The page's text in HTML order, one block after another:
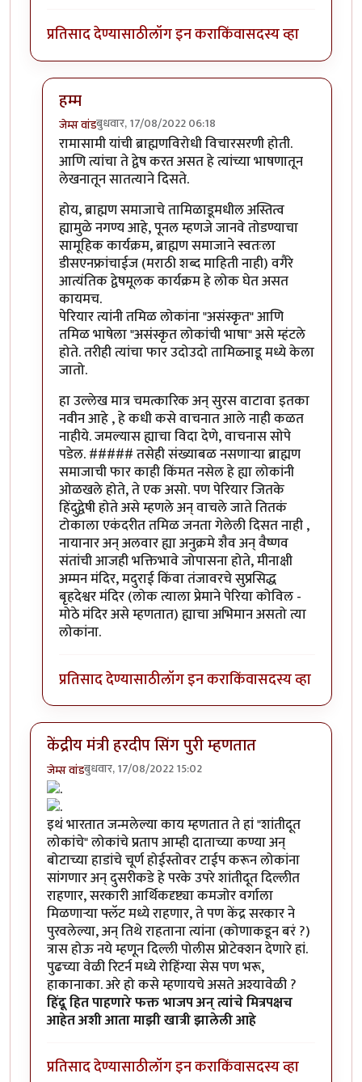
प्रतिसाद देण्यासाठीलॉग इन कराकिंवासदस्य व्हा
हम्म
जेम्स वांडबुधवार, 17/08/2022 06:18
In reply toनास्तिक पेरियार पुतळ्यावर केलेल्या टिप्पणी:
रामासामी यांची ब्राह्मणविरोधी विचारसरणी होती.
आणि त्यांचा ते द्वेष करत असत हे त्यांच्या भाषणातून
लेखनातून सातत्याने दिसते.
होय, ब्राह्मण समाजाचे तामिळाडूमधील अस्तित्व
ह्यामुळे नगण्य आहे, पूनल म्हणजे जानवे तोडण्याचा
सामूहिक कार्यक्रम, ब्राह्मण समाजाने स्वतःला
डीसएनफ्रांचाईज (मराठी शब्द माहिती नाही) वगैरे
आत्यंतिक द्वेषमूलक कार्यक्रम हे लोक घेत असत
कायमच.
पेरियार त्यांनी तमिळ लोकांना "असंस्कृत" आणि
तमिळ भाषेला "असंस्कृत लोकांची भाषा" असे म्हंटले
होते. तरीही त्यांचा फार उदोउदो तामिळ्नाडू मध्ये केला
जातो.
हा उल्लेख मात्र चमत्कारिक अन् सुरस वाटावा इतका
नवीन आहे , हे कधी कसे वाचनात आले नाही कळत
नाहीये. जमल्यास ह्याचा विदा देणे, वाचनास सोपे
पडेल. ##### तसेही संख्याबळ नसणाऱ्या ब्राह्मण
समाजाची फार काही किंमत नसेल हे ह्या लोकांनी
ओळखले होते, ते एक असो. पण पेरियार जितके
हिंदुद्वेषी होते असे म्हणले अन् वाचले जाते तितकं
टोकाला एकंदरीत तमिळ जनता गेलेली दिसत नाही ,
नायानार अन् अलवार ह्या अनुक्रमे शैव अन् वैष्णव
संतांची आजही भक्तिभावे जोपासना होते, मीनाक्षी
अम्मन मंदिर, मदुराई किंवा तंजावरचे सुप्रसिद्ध
बृहदेश्वर मंदिर (लोक त्याला प्रेमाने पेरिया कोविल -
मोठे मंदिर असे म्हणतात) ह्याचा अभिमान असतो त्या
लोकांना.
प्रतिसाद देण्यासाठीलॉग इन कराकिंवासदस्य व्हा
केंद्रीय मंत्री हरदीप सिंग पुरी म्हणतात
जेम्स वांडबुधवार, 17/08/2022 15:02
इथं भारतात जन्मलेल्या काय म्हणतात ते हां "शांतीदूत
लोकांचे" लोकांचे प्रताप आम्ही दाताच्या कण्या अन्
बोटाच्या हाडांचे चूर्ण होईस्तोवर टाईप करून लोकांना
सांगणार अन् दुसरीकडे हे परके उपरे शांतीदूत दिल्लीत
राहणार, सरकारी आर्थिकदृष्ट्या कमजोर वर्गाला
मिळणाऱ्या फ्लॅट मध्ये राहणार, ते पण केंद्र सरकार ने
पुरवलेल्या, अन् तिथे राहताना त्यांना (कोणाकडून बरं ?)
त्रास होऊ नये म्हणून दिल्ली पोलीस प्रोटेक्शन देणारे हां.
पुढच्या वेळी रिटर्न मध्ये रोहिंग्या सेस पण भरू,
हाकानाका. अरे हो कसे म्हणायचे असते अश्यावेळी ?
हिंदू हित पाहणारे फक्त भाजप अन् त्यांचे मित्रपक्षच
आहेत अशी आता माझी खात्री झालेली आहे
प्रतिसाद देण्यासाठीलॉग इन कराकिंवासदस्य व्हा